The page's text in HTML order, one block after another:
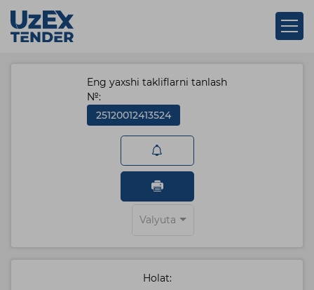
Eng yaxshi takliflarni tanlash
№:
25120012413524
Valyuta
Holat: